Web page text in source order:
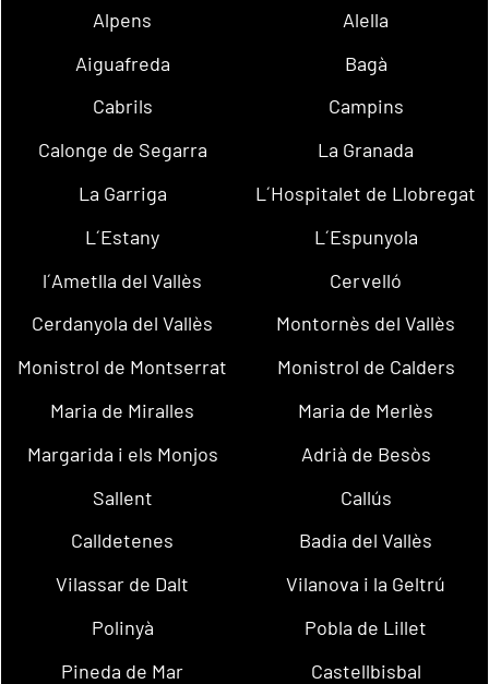
Alpens
Alella
Aiguafreda
Bagà
Cabrils
Campins
Calonge de Segarra
La Granada
La Garriga
L´Hospitalet de Llobregat
L´Estany
L´Espunyola
l´Ametlla del Vallès
Cervelló
Cerdanyola del Vallès
Montornès del Vallès
Monistrol de Montserrat
Monistrol de Calders
Maria de Miralles
Maria de Merlès
Margarida i els Monjos
Adrià de Besòs
Sallent
Callús
Calldetenes
Badia del Vallès
Vilassar de Dalt
Vilanova i la Geltrú
Polinyà
Pobla de Lillet
Pineda de Mar
Castellbisbal